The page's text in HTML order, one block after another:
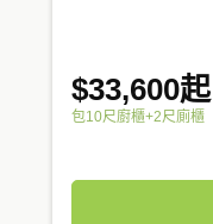
$33,600起
包10尺廚櫃+2尺廁櫃